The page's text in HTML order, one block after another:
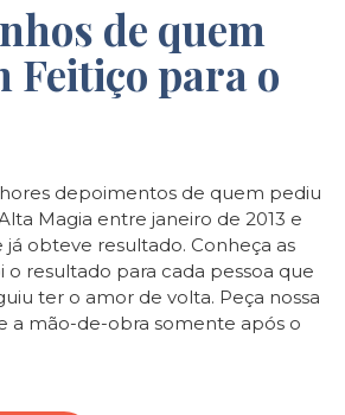
de quem
Feitiço para o
depoimentos de quem pediu
Magia entre janeiro de 2013 e
já obteve resultado. Conheça as
o resultado para cada pessoa que
ter o amor de volta. Peça nossa
a mão-de-obra somente após o